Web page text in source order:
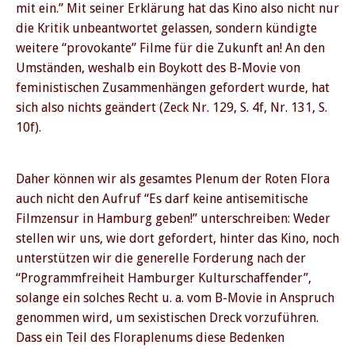
mit ein.” Mit seiner Erklärung hat das Kino also nicht nur
die Kritik unbeantwortet gelassen, sondern kündigte
weitere “provokante” Filme für die Zukunft an! An den
Umständen, weshalb ein Boykott des B-Movie von
feministischen Zusammenhängen gefordert wurde, hat
sich also nichts geändert (Zeck Nr. 129, S. 4f, Nr. 131, S.
10f).
Daher können wir als gesamtes Plenum der Roten Flora
auch nicht den Aufruf “Es darf keine antisemitische
Filmzensur in Hamburg geben!” unterschreiben: Weder
stellen wir uns, wie dort gefordert, hinter das Kino, noch
unterstützen wir die generelle Forderung nach der
“Programmfreiheit Hamburger Kulturschaffender”,
solange ein solches Recht u. a. vom B-Movie in Anspruch
genommen wird, um sexistischen Dreck vorzuführen.
Dass ein Teil des Floraplenums diese Bedenken